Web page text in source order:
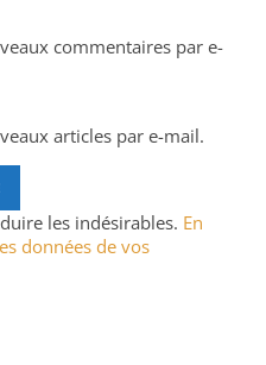
commentaires par e-
articles par e-mail.
les indésirables. En
données de vos